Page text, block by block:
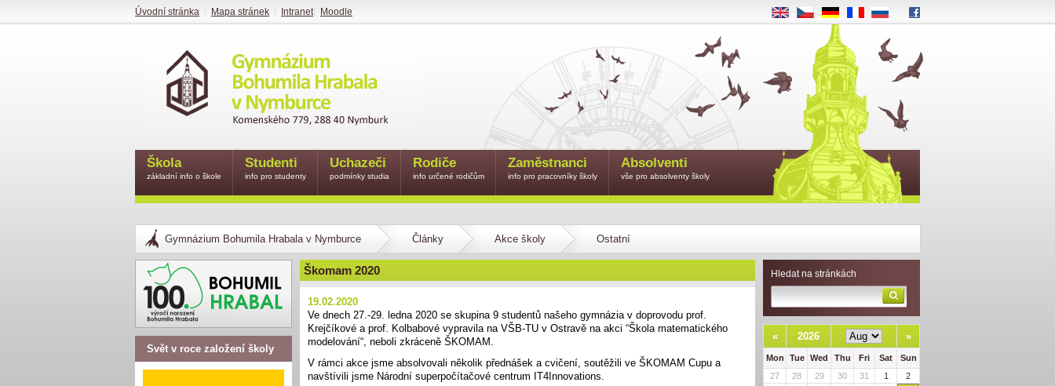
Gymnázium Bohumila Hrabala v Nymburce Články Akce školy Ostatní
Škomam 2020
19.02.2020
Ve dnech 27.-29. ledna 2020 se skupina 9 studentů našeho gymnázia v doprovodu prof.
Krejčíkové a prof. Kolbabové vypravila na VŠB-TU v Ostravě na akci “Škola matematického
modelování“, neboli zkráceně ŠKOMAM.
V rámci akce jsme absolvovali několik přednášek a cvičení, soutěžili ve ŠKOMAM Cupu a
navštívili jsme Národní superpočítačové centrum IT4Innovations.
Hledat na stránkách
« 2026 »
Mon Tue Wed Thu Fri Sat
Sun
27
28 29 30 31 1
2
Svět v roce založení školy
Škola
základní info o škole
Studenti
info pro studenty
Uchazeči
podmínky studia
Rodiče
info určené rodičům
Zaměstnanci
info pro pracovníky školy
Absolventi
vše pro absolventy školy
Úvodní stránka Mapa stránek Intranet| Moodle EN CS DE RU